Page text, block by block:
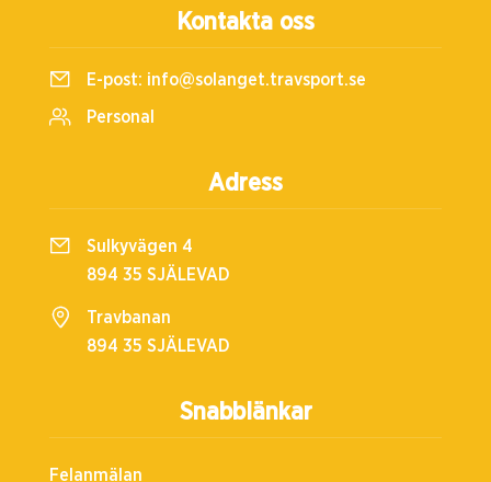
Snabblänkar
Felanmälan
Kontakta oss
E-post: info@solanget.travsport.se
Personal
Adress
Sulkyvägen 4
894 35 SJÄLEVAD
Travbanan
894 35 SJÄLEVAD